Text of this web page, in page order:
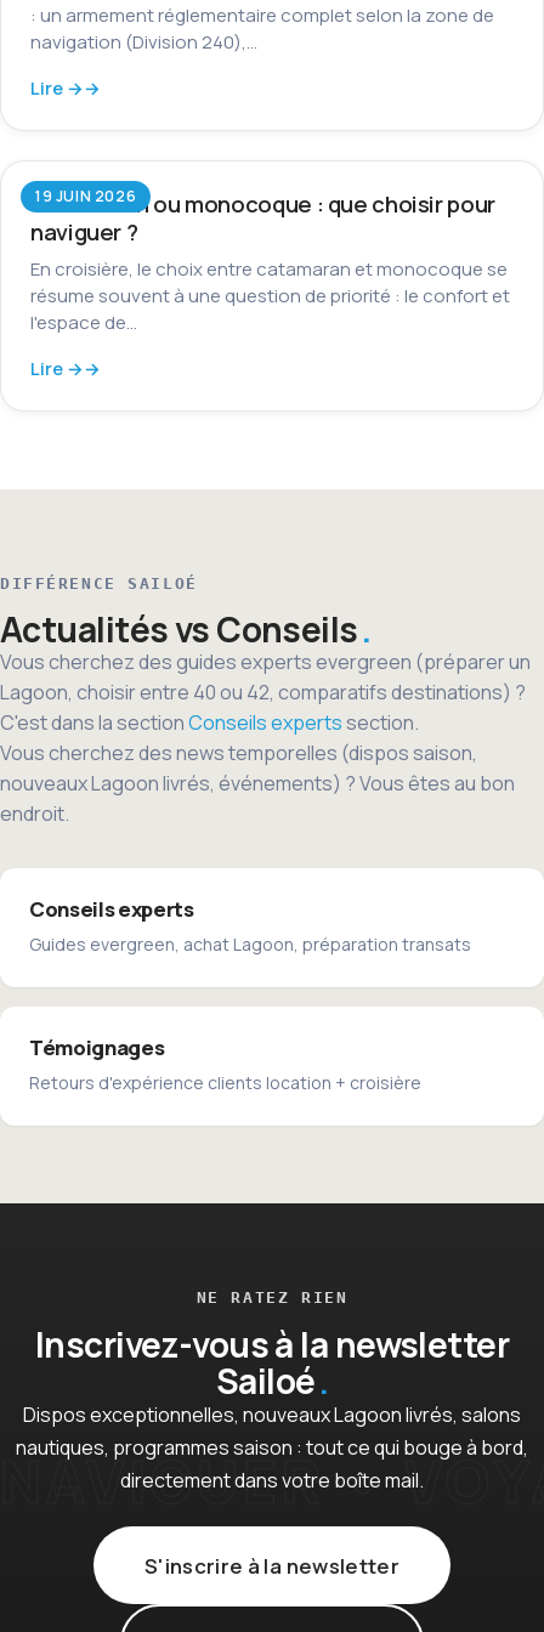
: un armement réglementaire complet selon la zone de
navigation (Division 240),…
Lire →
19 JUIN 2026
Catamaran ou monocoque : que choisir pour
naviguer ?
En croisière, le choix entre catamaran et monocoque se
résume souvent à une question de priorité : le confort et
l'espace de…
Lire →
DIFFÉRENCE SAILOÉ
Actualités vs Conseils
Vous cherchez des guides experts evergreen (préparer un
Lagoon, choisir entre 40 ou 42, comparatifs destinations) ?
C'est dans la sectionConseils expertssection.
Vous cherchez des news temporelles (dispos saison,
nouveaux Lagoon livrés, événements) ? Vous êtes au bon
endroit.
Conseils experts
Guides evergreen, achat Lagoon, préparation transats
Témoignages
Retours d'expérience clients location + croisière
NE RATEZ RIEN
Inscrivez-vous à la newsletter
Sailoé
Dispos exceptionnelles, nouveaux Lagoon livrés, salons
nautiques, programmes saison : tout ce qui bouge à bord,
directement dans votre boîte mail.
S'inscrire à la newsletter